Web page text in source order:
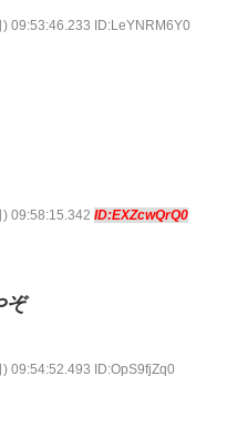
09:53:46.233 ID:LeYNRM6Y0
09:58:15.342 ID:EXZcwQrQ0
ぞ
09:54:52.493 ID:OpS9fjZq0